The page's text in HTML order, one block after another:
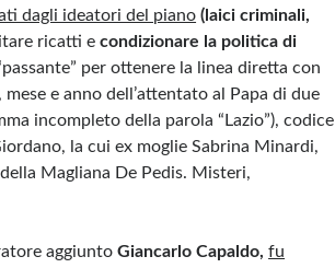
dagli ideatori del piano (laici criminali,
ricatti e condizionare la politica di
per ottenere la linea diretta con
e anno dell’attentato al Papa di due
incompleto della parola “Lazio”), codice
la cui ex moglie Sabrina Minardi,
Magliana De Pedis. Misteri,
aggiunto Giancarlo Capaldo, fu